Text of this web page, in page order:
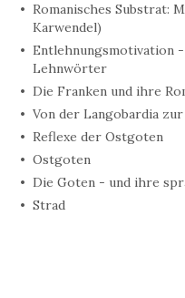
Romanisches Substrat:
Karwendel)
Entlehnungsmotivation
Lehnwörter
Die Franken und ihre
Von der Langobardia
Reflexe der Ostgoten
Ostgoten
Die Goten - und ihre
Strad